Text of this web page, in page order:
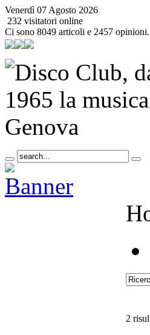
Venerdì 07 Agosto 2026
232 visitatori online
Ci sono 8049 articoli e 2457 opinioni.
2